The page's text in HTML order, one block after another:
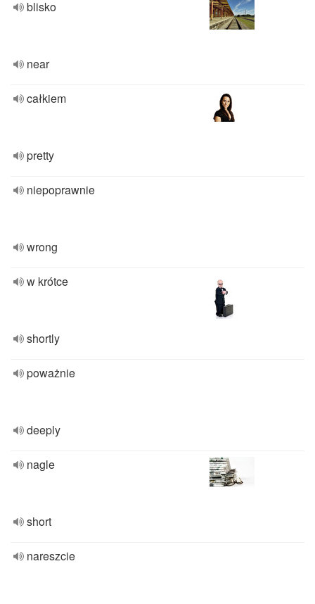
blisko
near
całkiem
pretty
niepoprawnie
wrong
w krótce
shortly
poważnie
deeply
nagle
short
nareszcie